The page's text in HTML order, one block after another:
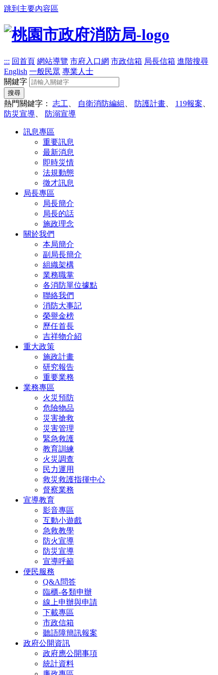
跳到主要內容區
::: 回首頁 網站導覽 市府入口網 市政信箱 局長信箱 進階搜尋
English 一般民眾 專業人士
關鍵字
搜尋
熱門關鍵字： 志工 自衛消防編組 防護計畫 119報案
防災宣導
防溺宣導
訊息專區
重要訊息
最新消息
即時災情
法規動態
徵才訊息
局長專區
局長簡介
局長的話
施政理念
關於我們
本局簡介
副局長簡介
組織架構
業務職掌
各消防單位據點
聯絡我們
消防大事記
榮譽金榜
歷任首長
吉祥物介紹
重大政策
施政計畫
研究報告
重要業務
業務專區
火災預防
危險物品
災害搶救
災害管理
緊急救護
教育訓練
火災調查
民力運用
救災救護指揮中心
督察業務
宣導教育
影音專區
互動小遊戲
急救教學
防火宣導
防災宣導
宣導呼籲
便民服務
Q&A問答
臨櫃-各類申辦
線上申辦與申請
下載專區
市政信箱
聽語障簡訊報案
政府公開資訊
政府應公開事項
統計資料